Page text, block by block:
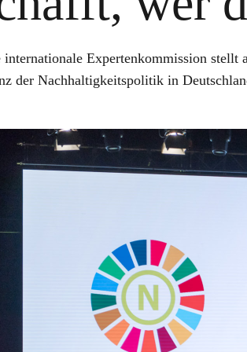
internationale Expertenkommission stellt
der Nachhaltigkeitspolitik in